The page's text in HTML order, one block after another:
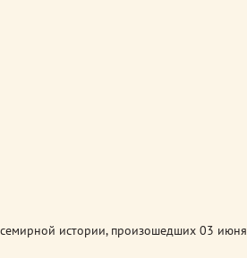
истории, произошедших 03